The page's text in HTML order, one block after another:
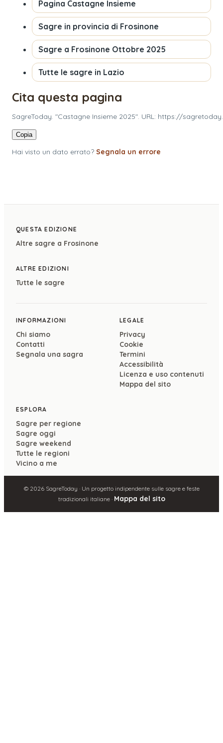
Pagina Castagne Insieme
Sagre in provincia di Frosinone
Sagre a Frosinone Ottobre 2025
Tutte le sagre in Lazio
Cita questa pagina
SagreToday. "Castagne Insieme 2025". URL: https://
Copia
Hai visto un dato errato? Segnala un errore
QUESTA EDIZIONE
Altre sagre a Frosinone
ALTRE EDIZIONI
Tutte le sagre
INFORMAZIONI
Chi siamo
Contatti
Segnala una sagra
LEGALE
Privacy
Cookie
Termini
Accessibilità
Licenza e uso contenuti
Mappa del sito
ESPLORA
Sagre per regione
Sagre oggi
Sagre weekend
Tutte le regioni
Vicino a me
© 2026SagreToday · Un progetto indipendente sulle sagre e feste
tradizionali italiane · Mappa del sito